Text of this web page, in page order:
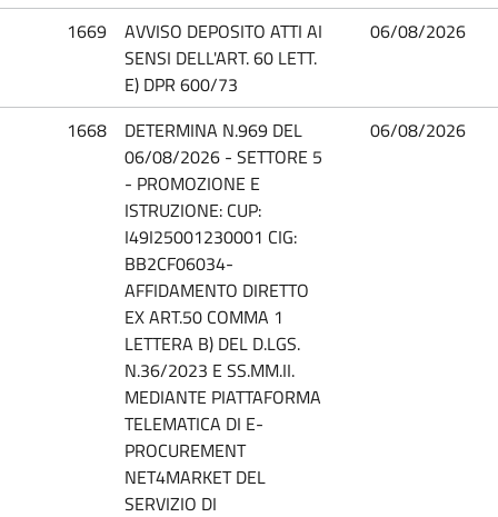
1669
AVVISO DEPOSITO ATTI AI
SENSI DELL'ART. 60 LETT.
E) DPR 600/73
06/08/2026
1668
DETERMINA N.969 DEL
06/08/2026 - SETTORE 5
- PROMOZIONE E
ISTRUZIONE: CUP:
I49I25001230001 CIG:
BB2CF06034-
AFFIDAMENTO DIRETTO
EX ART.50 COMMA 1
LETTERA B) DEL D.LGS.
N.36/2023 E SS.MM.II.
MEDIANTE PIATTAFORMA
TELEMATICA DI E-
PROCUREMENT
NET4MARKET DEL
SERVIZIO DI
06/08/2026